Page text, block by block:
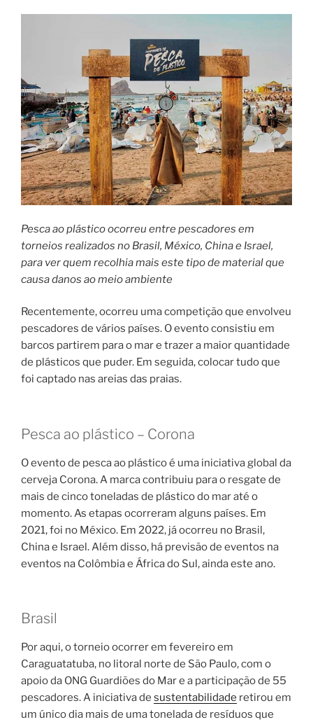
Pesca ao plástico ocorreu entre pescadores em
torneios realizados no Brasil, México, China e Israel,
para ver quem recolhia mais este tipo de material que
causa danos ao meio ambiente
Recentemente, ocorreu uma competição que envolveu
pescadores de vários países. O evento consistiu em
barcos partirem para o mar e trazer a maior quantidade
de plásticos que puder. Em seguida, colocar tudo que
foi captado nas areias das praias.
Pesca ao plástico – Corona
O evento de pesca ao plástico é uma iniciativa global da
cerveja Corona. A marca contribuiu para o resgate de
mais de cinco toneladas de plástico do mar até o
momento. As etapas ocorreram alguns países. Em
2021, foi no México. Em 2022, já ocorreu no Brasil,
China e Israel. Além disso, há previsão de eventos na
eventos na Colômbia e África do Sul, ainda este ano.
Brasil
Por aqui, o torneio ocorrer em fevereiro em
Caraguatatuba, no litoral norte de São Paulo, com o
apoio da ONG Guardiões do Mar e a participação de 55
pescadores. A iniciativa de sustentabilidade retirou em
um único dia mais de uma tonelada de resíduos que